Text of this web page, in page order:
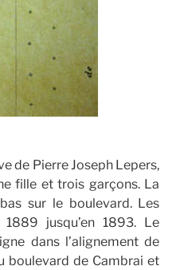
de Pierre Joseph Lepers,
fille et trois garçons. La
sur le boulevard. Les
jusqu’en 1893. Le
dans l’alignement de
boulevard de Cambrai et